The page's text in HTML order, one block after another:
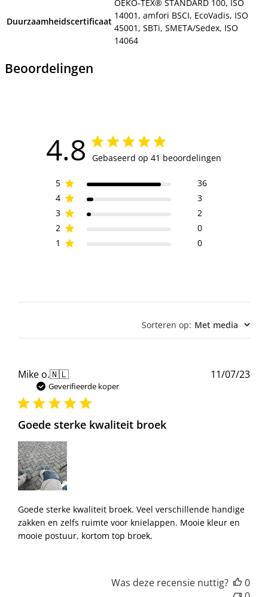
Duurzaamheidscertificaat
OEKO-TEX® STANDARD 100, ISO
14001, amfori BSCI, EcoVadis, ISO
45001, SBTi, SMETA/Sedex, ISO
14064
Beoordelingen
4.8 Gebaseerd op 41 beoordelingen
5
36
4
3
3
2
2
0
1
0
Sorteren op: Met media
Mike o.🇳🇱
Geverifieerde koper
Goede sterke kwaliteit broek
Goede sterke kwaliteit broek. Veel verschillende handige
zakken en zelfs ruimte voor knielappen. Mooie kleur en
mooie postuur, kortom top broek.
11/07/23
Was deze recensie nuttig?
0